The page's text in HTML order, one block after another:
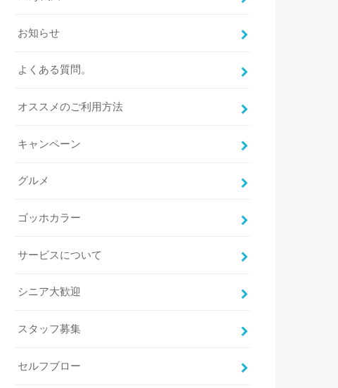
お知らせ
よくある質問。
オススメのご利用方法
キャンペーン
グルメ
ゴッホカラー
サービスについて
シニア大歓迎
スタッフ募集
セルフブロー